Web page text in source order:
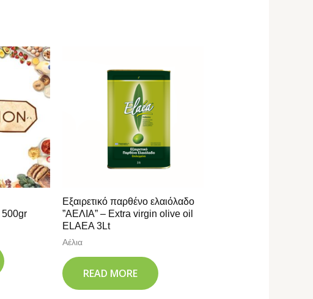
500gr
Εξαιρετικό παρθένο ελαιόλαδο
”ΑΕΛΙΑ” – Extra virgin olive oil
ELAEA 3Lt
Αέλια
READ MORE